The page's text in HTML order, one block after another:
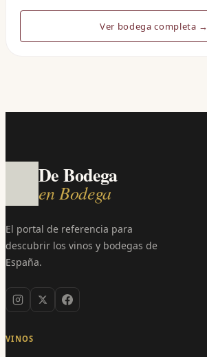
Ver bodega completa →
De Bodega
en Bodega
El portal de referencia para
descubrir los vinos y bodegas de
España.
VINOS